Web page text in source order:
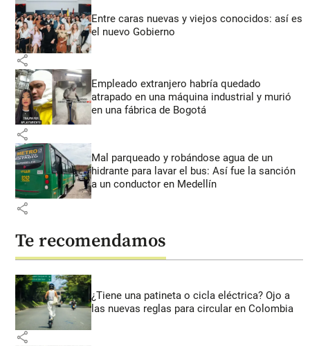
Entre caras nuevas y viejos conocidos: así es
el nuevo Gobierno
share
Empleado extranjero habría quedado
atrapado en una máquina industrial y murió
en una fábrica de Bogotá
share
Mal parqueado y robándose agua de un
hidrante para lavar el bus: Así fue la sanción
a un conductor en Medellín
share
Te recomendamos
¿Tiene una patineta o cicla eléctrica? Ojo a
las nuevas reglas para circular en Colombia
share